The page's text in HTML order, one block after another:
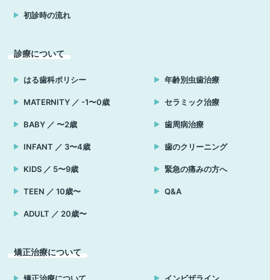
初診時の流れ
診療について
はる歯科ポリシー
MATERNITY ／ -1〜0歳
BABY ／ 〜2歳
INFANT ／ 3〜4歳
KIDS ／ 5〜9歳
TEEN ／ 10歳〜
ADULT ／ 20歳〜
年齢別虫歯治療
セラミック治療
歯周病治療
歯のクリーニング
緊急の痛みの方へ
Q&A
矯正治療について